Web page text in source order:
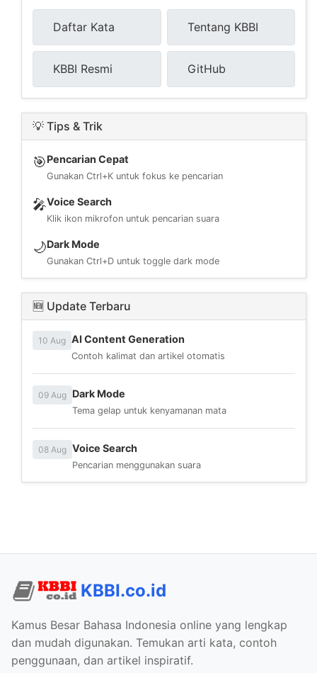
Daftar Kata Tentang KBBI
KBBI Resmi GitHub
💡 Tips & Trik
🎯Pencarian Cepat
Gunakan Ctrl+K untuk fokus ke pencarian
🎤Voice Search
Klik ikon mikrofon untuk pencarian suara
🌙Dark Mode
Gunakan Ctrl+D untuk toggle dark mode
🆕 Update Terbaru
10 Aug AI Content Generation
Contoh kalimat dan artikel otomatis
09 Aug Dark Mode
Tema gelap untuk kenyamanan mata
08 Aug Voice Search
Pencarian menggunakan suara
KBBI.co.id
Kamus Besar Bahasa Indonesia online yang lengkap
dan mudah digunakan. Temukan arti kata, contoh
penggunaan, dan artikel inspiratif.